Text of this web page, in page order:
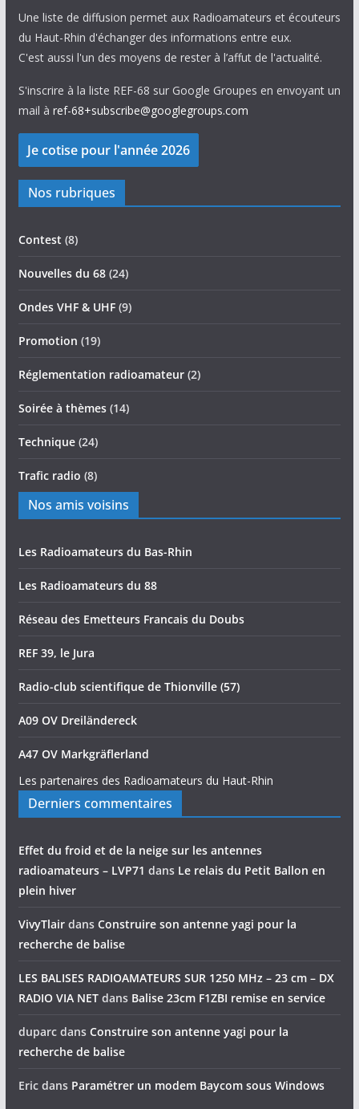
Une liste de diffusion permet aux Radioamateurs et écouteurs
du Haut-Rhin d'échanger des informations entre eux.
C'est aussi l'un des moyens de rester à l’affut de l'actualité.
S'inscrire à la liste REF-68 sur Google Groupes en envoyant un
mail à ref-68+subscribe@googlegroups.com
Nos rubriques
Contest (8)
Nouvelles du 68(24)
Ondes VHF & UHF(9)
Promotion (19)
Réglementation radioamateur(2)
Soirée à thèmes(14)
Technique(24)
Trafic radio (8)
Nos amis voisins
Les Radioamateurs du Bas-Rhin
Les Radioamateurs du 88
Réseau des Emetteurs Francais du Doubs
REF 39, le Jura
Radio-club scientifique de Thionville (57)
A09 OV Dreiländereck
A47 OV Markgräflerland
Les partenaires des Radioamateurs du Haut-Rhin
Derniers commentaires
Effet du froid et de la neige sur les antennes
radioamateurs – LVP71 dans Le relais du Petit Ballon en
plein hiver
VivyTlairdans Construire son antenne yagi pour la
recherche de balise
LES BALISES RADIOAMATEURS SUR 1250 MHz – 23 cm – DX
RADIO VIA NETdans Balise 23cm F1ZBI remise en service
duparcdans Construire son antenne yagi pour la
recherche de balise
Ericdans Paramétrer un modem Baycom sous Windows